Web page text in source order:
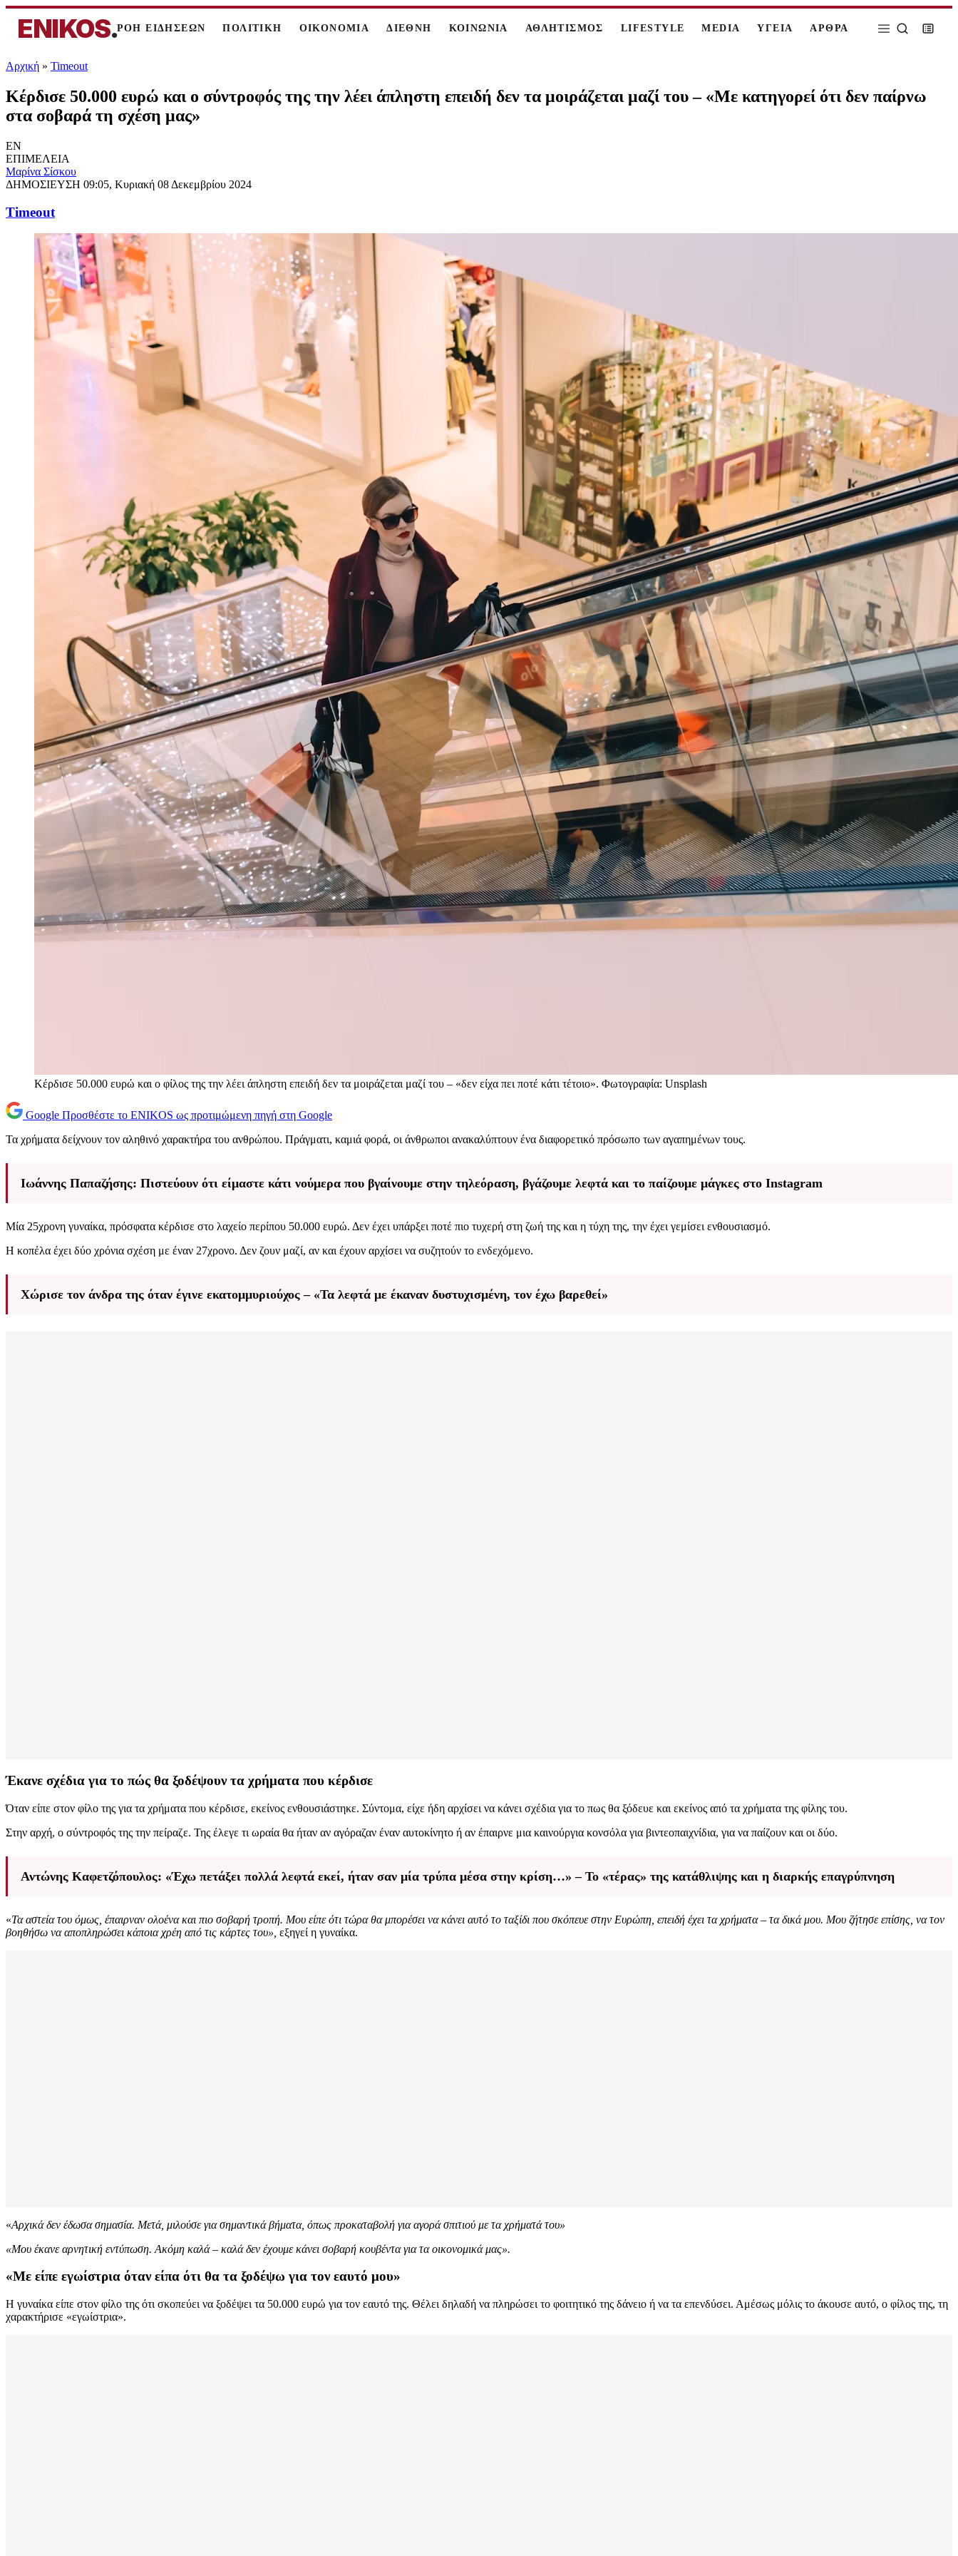
ENIKOS.ΡΟΗ ΕΙΔΗΣΕΩΝ ΠΟΛΙΤΙΚΗ ΟΙΚΟΝΟΜΙΑ ΔΙΕΘΝΗ ΚΟΙΝΩΝΙΑ ΑΘΛΗΤΙΣΜΟΣ LIFESTYLE MEDIA ΥΓΕΙΑ ΑΡΘΡΑ
Αρχική » Timeout
Κέρδισε 50.000 ευρώ και ο σύντροφός της την λέει άπληστη επειδή δεν τα μοιράζεται μαζί του – «Mε κατηγορεί ότι δεν παίρνω
στα σοβαρά τη σχέση μας»
EN
ΕΠΙΜΕΛΕΙΑ
Μαρίνα Σίσκου
ΔΗΜΟΣΙΕΥΣΗ 09:05, Κυριακή 08 Δεκεμβρίου 2024
Timeout
Κέρδισε 50.000 ευρώ και ο φίλος της την λέει άπληστη επειδή δεν τα μοιράζεται μαζί του – «δεν είχα πει ποτέ κάτι τέτοιο». Φωτογραφία: Unsplash
Google Προσθέστε το ENIKOS ως προτιμώμενη πηγή στη Google
Τα χρήματα δείχνουν τον αληθινό χαρακτήρα του ανθρώπου. Πράγματι, καμιά φορά, οι άνθρωποι ανακαλύπτουν ένα διαφορετικό πρόσωπο των αγαπημένων τους.
Ιωάννης Παπαζήσης: Πιστεύουν ότι είμαστε κάτι νούμερα που βγαίνουμε στην τηλεόραση, βγάζουμε λεφτά και το παίζουμε μάγκες στο Instagram
Μία 25χρονη γυναίκα, πρόσφατα κέρδισε στο λαχείο περίπου 50.000 ευρώ. Δεν έχει υπάρξει ποτέ πιο τυχερή στη ζωή της και η τύχη της, την έχει γεμίσει ενθουσιασμό.
Η κοπέλα έχει δύο χρόνια σχέση με έναν 27χρονο. Δεν ζουν μαζί, αν και έχουν αρχίσει να συζητούν το ενδεχόμενο.
Χώρισε τον άνδρα της όταν έγινε εκατομμυριούχος – «Τα λεφτά με έκαναν δυστυχισμένη, τον έχω βαρεθεί»
Έκανε σχέδια για το πώς θα ξοδέψουν τα χρήματα που κέρδισε
Όταν είπε στον φίλο της για τα χρήματα που κέρδισε, εκείνος ενθουσιάστηκε. Σύντομα, είχε ήδη αρχίσει να κάνει σχέδια για το πως θα ξόδευε και εκείνος από τα χρήματα της φίλης του.
Στην αρχή, ο σύντροφός της την πείραζε. Της έλεγε τι ωραία θα ήταν αν αγόραζαν έναν αυτοκίνητο ή αν έπαιρνε μια καινούργια κονσόλα για βιντεοπαιχνίδια, για να παίζουν και οι δύο.
Αντώνης Καφετζόπουλος: «Έχω πετάξει πολλά λεφτά εκεί, ήταν σαν μία τρύπα μέσα στην κρίση…» – Το «τέρας» της κατάθλιψης και η διαρκής επαγρύπνηση
«Τα αστεία του όμως, έπαιρναν ολοένα και πιο σοβαρή τροπή. Μου είπε ότι τώρα θα μπορέσει να κάνει αυτό το ταξίδι που σκόπευε στην Ευρώπη, επειδή έχει τα χρήματα – τα δικά μου. Μου ζήτησε επίσης, να τον
βοηθήσω να αποπληρώσει κάποια χρέη από τις κάρτες του», εξηγεί η γυναίκα.
«Αρχικά δεν έδωσα σημασία. Μετά, μιλούσε για σημαντικά βήματα, όπως προκαταβολή για αγορά σπιτιού με τα χρήματά του»
«Μου έκανε αρνητική εντύπωση. Ακόμη καλά – καλά δεν έχουμε κάνει σοβαρή κουβέντα για τα οικονομικά μας».
«Με είπε εγωίστρια όταν είπα ότι θα τα ξοδέψω για τον εαυτό μου»
H γυναίκα είπε στον φίλο της ότι σκοπεύει να ξοδέψει τα 50.000 ευρώ για τον εαυτό της. Θέλει δηλαδή να πληρώσει το φοιτητικό της δάνειο ή να τα επενδύσει. Αμέσως μόλις το άκουσε αυτό, ο φίλος της, τη
χαρακτήρισε «εγωίστρια».